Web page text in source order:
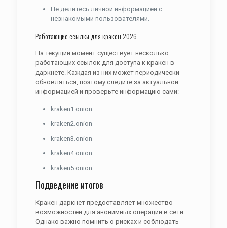
Не делитесь личной информацией с
незнакомыми пользователями.
Работающие ссылки для кракен 2026
На текущий момент существует несколько
работающих ссылок для доступа к кракен в
даркнете. Каждая из них может периодически
обновляться, поэтому следите за актуальной
информацией и проверьте информацию сами:
kraken1.onion
kraken2.onion
kraken3.onion
kraken4.onion
kraken5.onion
Подведение итогов
Кракен даркнет предоставляет множество
возможностей для анонимных операций в сети.
Однако важно помнить о рисках и соблюдать